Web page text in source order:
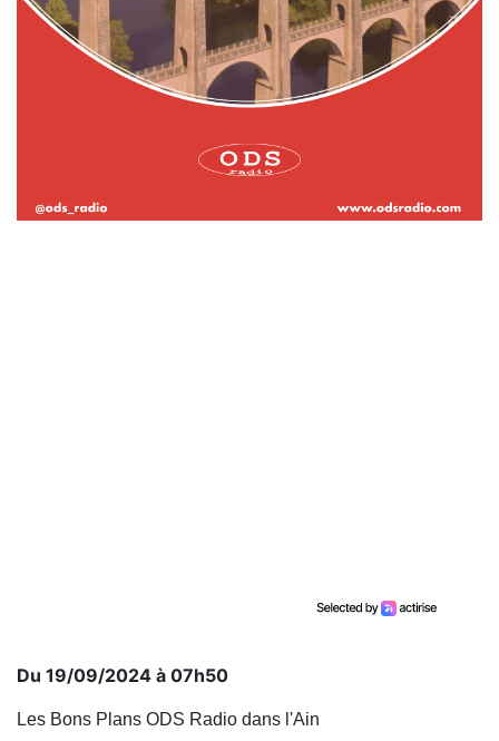
Du 19/09/2024 à 07h50
Les Bons Plans ODS Radio dans l'Ain